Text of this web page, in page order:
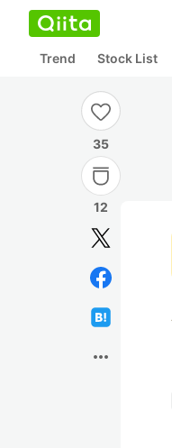
Trend Stock List
35
12
more_horiz